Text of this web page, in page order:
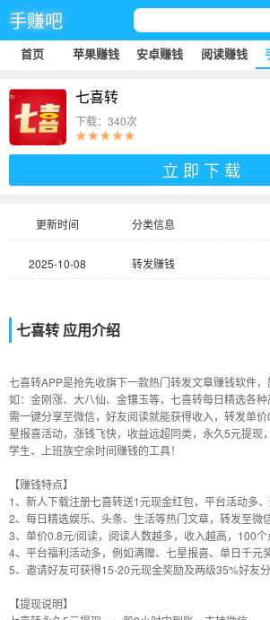
手赚吧
首页 苹果赚钱 安卓赚钱 阅读赚钱
七喜转
下载：340次
立 即 下 载
更新时间 分类信息
2025-10-08 转发赚钱
七喜转 应用介绍
七喜转APP是抢先收旗下一款热门转发文章赚钱软件
如：金刚涨、大八仙、金镶玉等，七喜转每日精选各
需一键分享至微信，好友阅读就能获得收入，转发单
星报喜活动，涨钱飞快，收益远超同类，永久5元提现
学生、上班族空余时间赚钱的工具！
【赚钱特点】
1、新人下载注册七喜转送1元现金红包，平台活动多、
2、每日精选娱乐、头条、生活等热门文章，转发至微
3、单价0.8元/阅读，阅读人数越多，收入越高，100个
4、平台福利活动多，例如满赠、七星报喜、单日千元
5、邀请好友可获得15-20元现金奖励及两级35%好友分
【提现说明】